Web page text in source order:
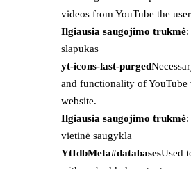
videos from YouTube the
Ilgiausia saugojimo trukmė
slapukas
yt-icons-last-purged
and functionality of YouTube
website.
Ilgiausia saugojimo trukmė
vietinė saugykla
YtIdbMeta#databasesUsed